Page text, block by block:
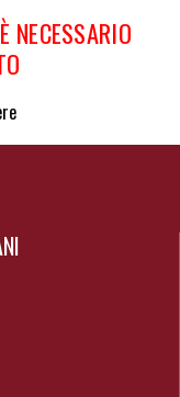
NECESSARIO